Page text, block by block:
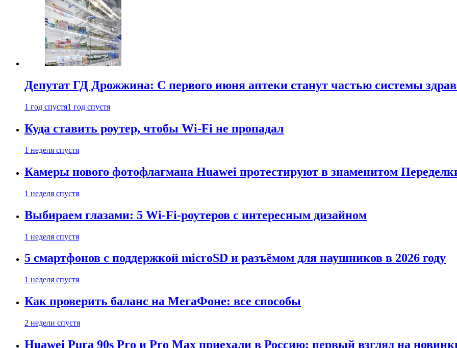
Депутат ГД Дрожжина: С первого июня аптеки станут частью системы
1 год спустя1 год спустя
Куда ставить роутер, чтобы Wi-Fi не пропадал
1 неделя спустя
Камеры нового фотофлагмана Huawei протестируют в знаменитом
1 неделя спустя
Выбираем глазами: 5 Wi-Fi-роутеров с интересным дизайном
1 неделя спустя
5 смартфонов с поддержкой microSD и разъёмом для наушников в 2026 году
1 неделя спустя
Как проверить баланс на МегаФоне: все способы
2 недели спустя
Huawei Pura 90s Pro и Pro Max приехали в Россию: первый взгляд на